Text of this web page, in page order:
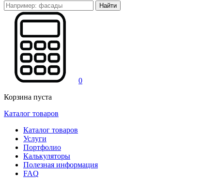
Найти
0
Корзина пуста
Каталог товаров
Каталог товаров
Услуги
Портфолио
Калькуляторы
Полезная информация
FAQ